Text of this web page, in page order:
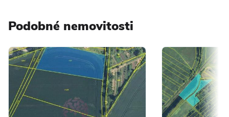
Podobné nemovitosti